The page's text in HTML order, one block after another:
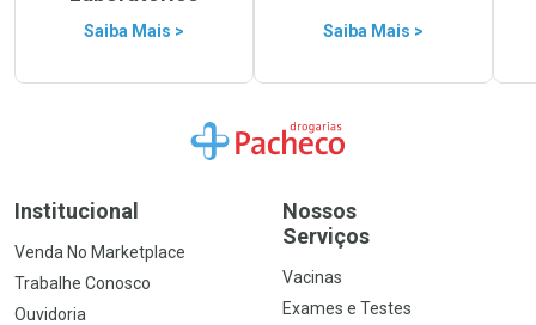
Saiba Mais > Saiba Mais >
Ir para a Home
Institucional
Venda No Marketplace
Trabalhe Conosco
Ouvidoria
Nossos
Serviços
Vacinas
Exames e Testes